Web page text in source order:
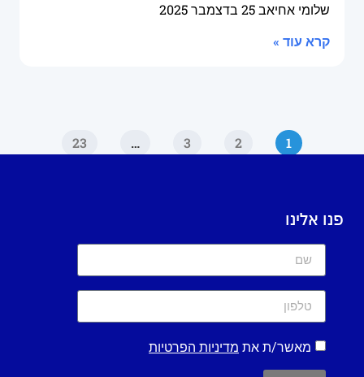
שלומי אחיאב25 בדצמבר 2025
קרא עוד »
1
2
3
…
23
פנו אלינו
מאשר/ת את מדיניות הפרטיות